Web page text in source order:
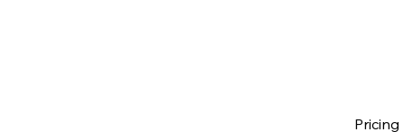
Pricing